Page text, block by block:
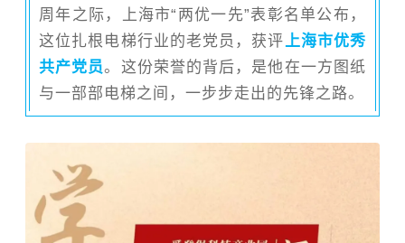
周年之际，上海市“两优一先”表彰名单公布，
这位扎根电梯行业的老党员，获评上海市优秀
共产党员。这份荣誉的背后，是他在一方图纸
与一部部电梯之间，一步步走出的先锋之路。